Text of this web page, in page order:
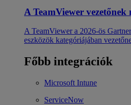
A TeamViewer
A TeamViewer a 2026-ös
eszközök kategóriájában
Főbb integrációk
Microsoft Intune
ServiceNow